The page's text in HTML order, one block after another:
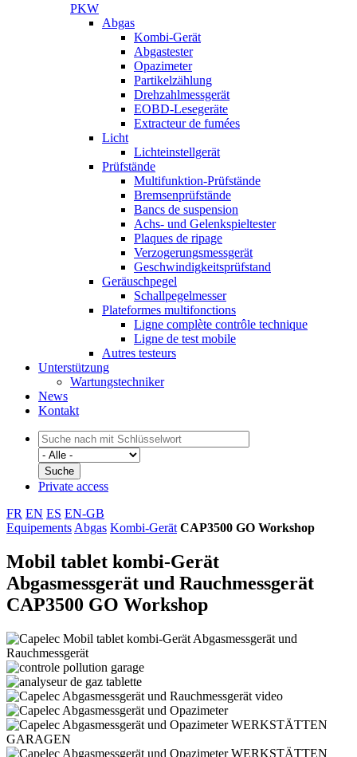
PKW
GammeAbgas
Kombi-Gerät
Abgastester
Opazimeter
Partikelzählung
Drehzahlmessgerät
EOBD-Lesegeräte
Extracteur de fumées
Licht
Lichteinstellgerät
Prüfstände
Multifunktion-Prüfstände
Bremsenprüfstände
Bancs de suspension
Achs- und Gelenkspieltester
Plaques de ripage
Verzogerungsmessgerät
Geschwindigkeitsprüfstand
Geräuschpegel
Schallpegelmesser
Plateformes multifonctions
Ligne complète contrôle technique
Ligne de test mobile
Autres testeurs
Unterstützung
Wartungstechniker
News
Kontakt
Private access
FR EN ES EN-GB
Equipements Abgas Kombi-Gerät CAP3500 GO Workshop
Mobil tablet kombi-Gerät
Abgasmessgerät und Rauchmessgerät
CAP3500 GO Workshop